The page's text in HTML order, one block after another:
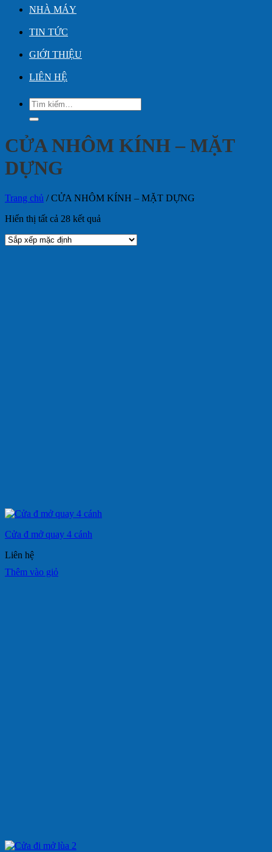
NHÀ MÁY
TIN TỨC
GIỚI THIỆU
LIÊN HỆ
Tìm
kiếm:
CỬA NHÔM KÍNH – MẶT
DỰNG
Trang chủ /CỬA NHÔM KÍNH – MẶT DỰNG
Hiển thị tất cả 28 kết quả
Cửa đ mở quay 4 cánh
Liên hệ
Thêm vào giỏ